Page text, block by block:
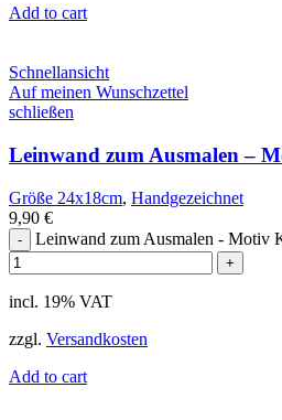
Add to cart
Schnellansicht
Auf meinen Wunschzettel
schließen
Leinwand zum Ausmalen –
Größe 24x18cm, Handgezeichnet
9,90 €
Leinwand zum Ausmalen - Motiv
incl. 19% VAT
zzgl. Versandkosten
Add to cart